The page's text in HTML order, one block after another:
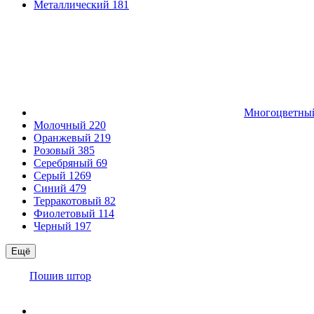
Металлический 181
Молочный 220
Оранжевый 219
Розовый 385
Серебряный 69
Серый 1269
Синий 479
Терракотовый 82
Фиолетовый 114
Черный 197
Ещё
Пошив штор